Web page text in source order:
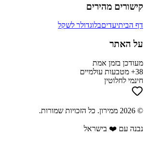
קישורים מהירים
דף הביתיעדיםבלוגדולר לשקל
על האתר
מעודכן בזמן אמת
38+ מטבעות עולמיים
חינמי לחלוטין
©
2026 ממירון. כל הזכויות שמורות.
נבנה עם ❤️ בישראל